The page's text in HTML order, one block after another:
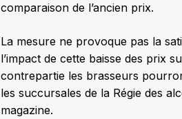
comparaison de l’ancien prix.
La mesure ne provoque pas la
l’impact de cette baisse des prix
contrepartie les brasseurs
les succursales de la Régie des
magazine.